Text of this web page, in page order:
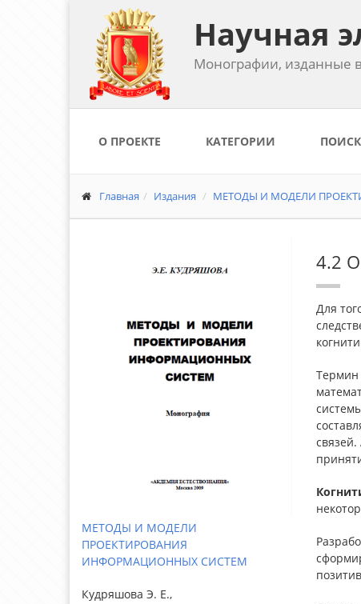
Научная
Монографии, изданные
О ПРОЕКТЕ КАТЕГОРИИ ПОИСК
Главная Издания МЕТОДЫ И МОДЕЛИ
МЕТОДЫ И МОДЕЛИ
ПРОЕКТИРОВАНИЯ
ИНФОРМАЦИОННЫХ СИСТЕМ
Кудряшова Э. Е.,
4.2
Для
Термин